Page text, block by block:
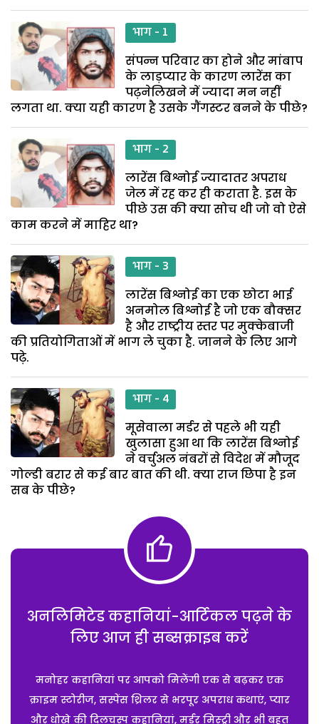
भाग - 1
संपन्न परिवार का होने और मांबाप
के लाड़प्यार के कारण लारेंस का
पढ़नेलिखने में ज्यादा मन नहीं
लगता था. क्या यही कारण है उसके गैंगस्टर बनने के पीछे?
भाग - 2
लारेंस बिश्नोई ज्यादातर अपराध
जेल में रह कर ही कराता है. इस के
पीछे उस की क्या सोच थी जो वो ऐसे
काम करने में माहिर था?
भाग - 3
लारेंस बिश्नोई का एक छोटा भाई
अनमोल बिश्नोई है जो एक बौक्सर
है और राष्ट्रीय स्तर पर मुक्केबाजी
की प्रतियोगिताओं में भाग ले चुका है. जानने के लिए आगे
पढ़े.
भाग - 4
मूसेवाला मर्डर से पहले भी यही
खुलासा हुआ था कि लारेंस बिश्नोई
ने वर्चुअल नंबरों से विदेश में मौजूद
गोल्डी बरार से कई बार बात की थी. क्या राज छिपा है इन
सब के पीछे?
अनलिमिटेड कहानियां-आर्टिकल पढ़ने के
लिए आज ही सब्सक्राइब करें
मनोहर कहानियां पर आपको मिलेंगी एक से बढ़कर एक
क्राइम स्टोरीज, सस्पेंस थ्रिलर से भरपूर अपराध कथाएं, प्यार
और धोखे की दिलचस्प कहानियां, मर्डर मिस्ट्री और भी बहुत